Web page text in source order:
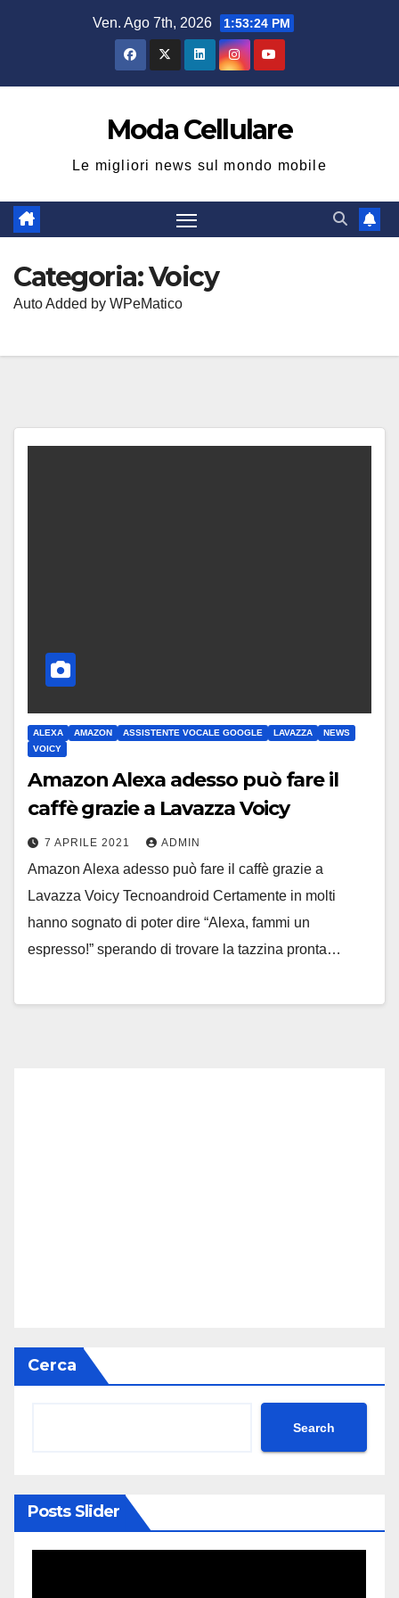
Ven. Ago 7th, 2026 1:53:25 PM
Moda Cellulare
Le migliori news sul mondo mobile
Categoria:Voicy
Auto Added by WPeMatico
ALEXA AMAZON ASSISTENTE VOCALE GOOGLE LAVAZZA
NEWS
VOICY
Amazon Alexa adesso può fare il
caffè grazie a Lavazza Voicy
7 APRILE 2021 ADMIN
Amazon Alexa adesso può fare il caffè grazie a
Lavazza Voicy Tecnoandroid Certamente in molti
hanno sognato di poter dire “Alexa, fammi un
espresso!” sperando di trovare la tazzina pronta…
Cerca
Search
Posts Slider